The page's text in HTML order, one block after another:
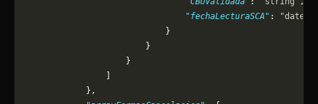
                                "fechaLecturaSCA"
:
                            }
                        }
                    }
            },